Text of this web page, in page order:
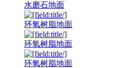
水磨石地面
环氧树脂地面
环氧树脂地面
环氧树脂地面